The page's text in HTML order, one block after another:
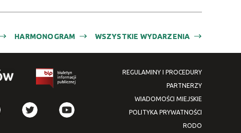
WSZYSTKIE WYDARZENIA
HARMONOGRAM
REGULAMINY I PROCEDURY
PARTNERZY
WIADOMOŚCI MIEJSKIE
POLITYKA PRYWATNOŚCI
RODO